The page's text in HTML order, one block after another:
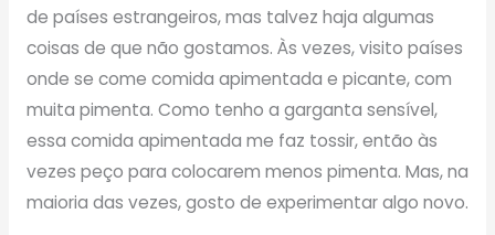
de países estrangeiros, mas talvez haja algumas
coisas de que não gostamos. Às vezes, visito países
onde se come comida apimentada e picante, com
muita pimenta. Como tenho a garganta sensível,
essa comida apimentada me faz tossir, então às
vezes peço para colocarem menos pimenta. Mas, na
maioria das vezes, gosto de experimentar algo novo.